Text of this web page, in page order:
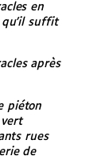
en
suffit
après
piéton
rues
de